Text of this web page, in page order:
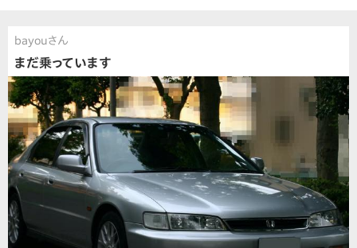
bayouさん
まだ乗っています